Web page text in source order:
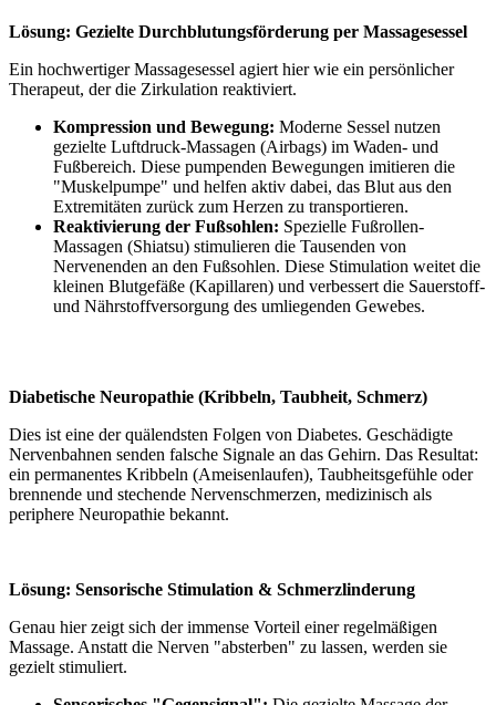
Lösung: Gezielte Durchblutungsförderung per Massagesessel
Ein hochwertiger Massagesessel agiert hier wie ein persönlicher
Therapeut, der die Zirkulation reaktiviert.
Kompression und Bewegung: Moderne Sessel nutzen
gezielte Luftdruck-Massagen (Airbags) im Waden- und
Fußbereich. Diese pumpenden Bewegungen imitieren die
"Muskelpumpe" und helfen aktiv dabei, das Blut aus den
Extremitäten zurück zum Herzen zu transportieren.
Reaktivierung der Fußsohlen: Spezielle Fußrollen-
Massagen (Shiatsu) stimulieren die Tausenden von
Nervenenden an den Fußsohlen. Diese Stimulation weitet die
kleinen Blutgefäße (Kapillaren) und verbessert die Sauerstoff-
und Nährstoffversorgung des umliegenden Gewebes.
Diabetische Neuropathie (Kribbeln, Taubheit, Schmerz)
Dies ist eine der quälendsten Folgen von Diabetes. Geschädigte
Nervenbahnen senden falsche Signale an das Gehirn. Das Resultat:
ein permanentes Kribbeln (Ameisenlaufen), Taubheitsgefühle oder
brennende und stechende Nervenschmerzen, medizinisch als
periphere Neuropathie bekannt.
Lösung: Sensorische Stimulation & Schmerzlinderung
Genau hier zeigt sich der immense Vorteil einer regelmäßigen
Massage. Anstatt die Nerven "absterben" zu lassen, werden sie
gezielt stimuliert.